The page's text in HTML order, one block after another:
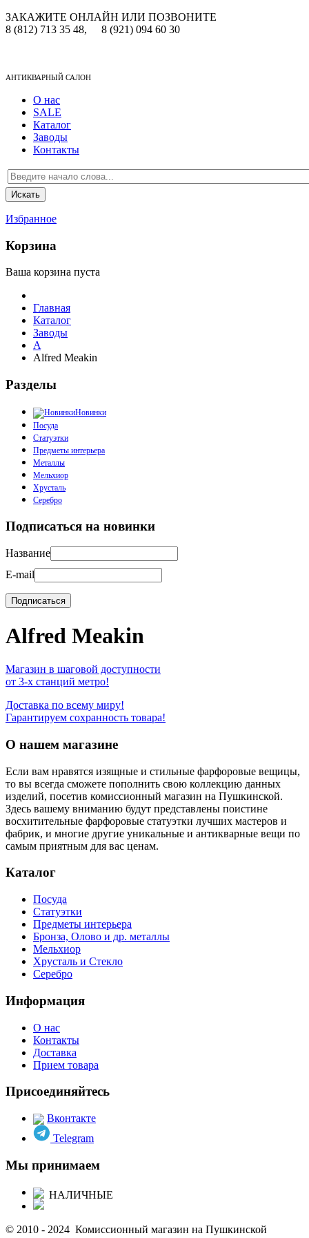
ЗАКАЖИТЕ ОНЛАЙН ИЛИ ПОЗВОНИТЕ
8 (812) 713 35 48,
8 (921) 094 60 30
АНТИКВАРНЫЙ САЛОН
О нас
SALE
Каталог
Заводы
Контакты
Избранное
Корзина
Ваша корзина пуста
Главная
Каталог
Заводы
A
Alfred Meakin
Разделы
Новинки
Посуда
Статуэтки
Предметы интерьера
Металлы
Мельхиор
Хрусталь
Серебро
Подписаться на новинки
Название
E-mail
Alfred Meakin
Магазин в шаговой доступности
от 3-х станций метро!
Доставка по всему миру!
Гарантируем сохранность товара!
О нашем магазине
Если вам нравятся изящные и стильные фарфоровые вещицы,
то вы всегда сможете пополнить свою коллекцию данных
изделий, посетив комиссионный магазин на Пушкинской.
Здесь вашему вниманию будут представлены поистине
восхитительные фарфоровые статуэтки лучших мастеров и
фабрик, и многие другие уникальные и антикварные вещи по
самым приятным для вас ценам.
Каталог
Посуда
Статуэтки
Предметы интерьера
Бронза, Олово и др. металлы
Мельхиор
Хрусталь и Стекло
Серебро
Информация
О нас
Контакты
Доставка
Прием товара
Присоединяйтесь
Вконтакте
Telegram
Мы принимаем
НАЛИЧНЫЕ
© 2010 - 2024 Комиссионный магазин на Пушкинской